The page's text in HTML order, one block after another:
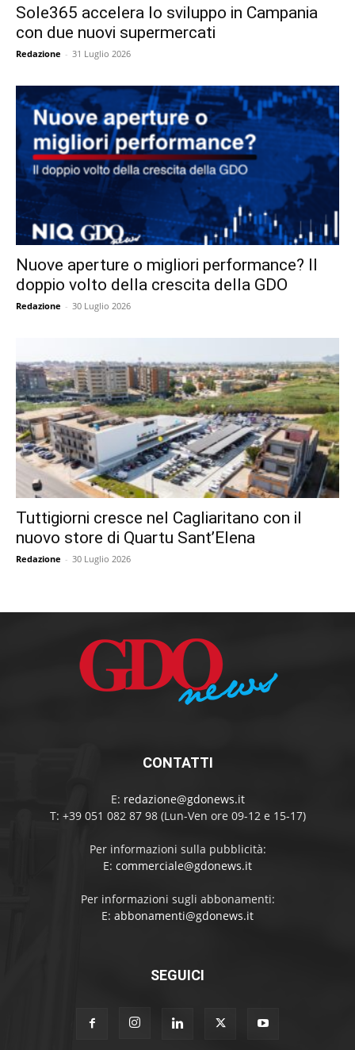
Sole365 accelera lo sviluppo in Campania
con due nuovi supermercati
Redazione - 31 Luglio 2026
Nuove aperture o migliori performance? Il
doppio volto della crescita della GDO
Redazione - 30 Luglio 2026
Tuttigiorni cresce nel Cagliaritano con il
nuovo store di Quartu Sant’Elena
Redazione - 30 Luglio 2026
CONTATTI
E: redazione@gdonews.it
T: +39 051 082 87 98 (Lun-Ven ore 09-12 e 15-17)
Per informazioni sulla pubblicità:
E: commerciale@gdonews.it
Per informazioni sugli abbonamenti:
E: abbonamenti@gdonews.it
SEGUICI